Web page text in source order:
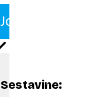
Jota
Sestavine: